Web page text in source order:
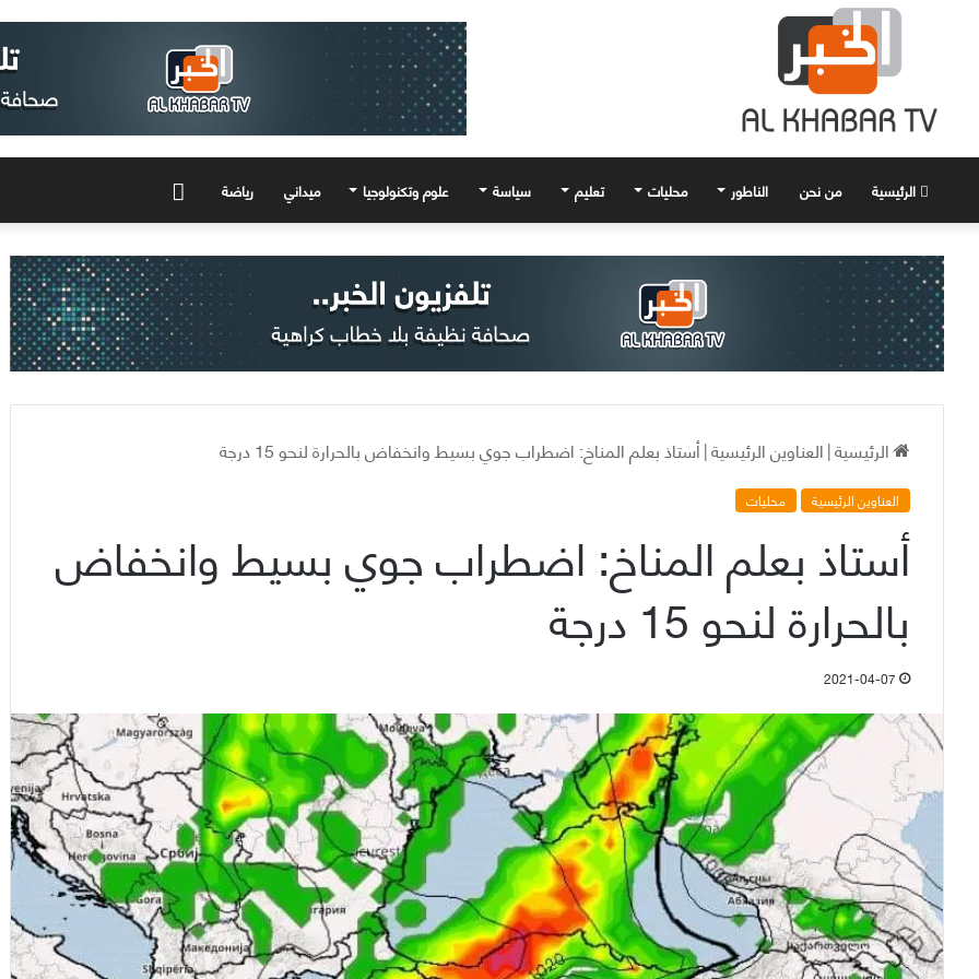
الرئيسية من نحن الناطور محليات تعليم سياسة علوم وتكنولوجيا ميداني رياضة
الرئيسية|العناوين الرئيسية|أستاذ بعلم المناخ: اضطراب جوي بسيط وانخفاض بالحرارة لنحو 15 درجة
العناوين الرئيسية محليات
أستاذ بعلم المناخ: اضطراب جوي بسيط وانخفاض
بالحرارة لنحو 15 درجة
2021-04-07